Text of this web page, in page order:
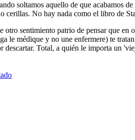
soltamos aquello de que acabamos
cerillas. No hay nada como el libro de
sentimiento patrio de pensar que en
le médique y no une enfermere) te
descartar. Total, a quién le importa un